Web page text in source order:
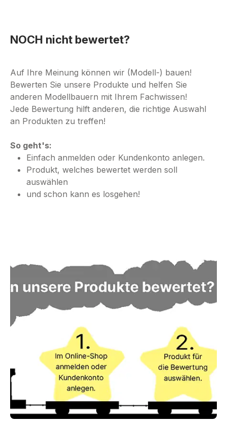
NOCH nicht bewertet?
Auf Ihre Meinung können wir (Modell-) bauen!
Bewerten Sie unsere Produkte und helfen Sie
anderen Modellbauern mit Ihrem Fachwissen!
Jede Bewertung hilft anderen, die richtige Auswahl
an Produkten zu treffen!
So geht's:
Einfach anmelden oder Kundenkonto anlegen.
Produkt, welches bewertet werden soll
auswählen
und schon kann es losgehen!